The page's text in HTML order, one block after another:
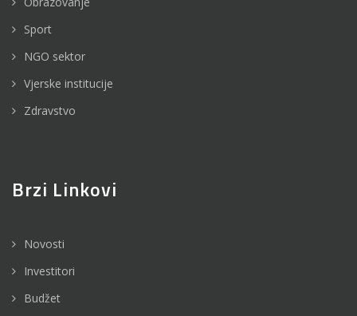
Sport
NGO sektor
Vjerske institucije
Zdravstvo
Brzi Linkovi
Novosti
Investitori
Budžet